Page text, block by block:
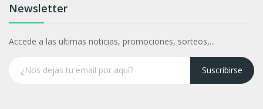
Newsletter
Accede a las ultimas noticias, promociones, sorteos,...
Suscribirse